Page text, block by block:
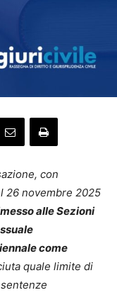
con
26 novembre 2025
alle Sezioni
come
quale limite di